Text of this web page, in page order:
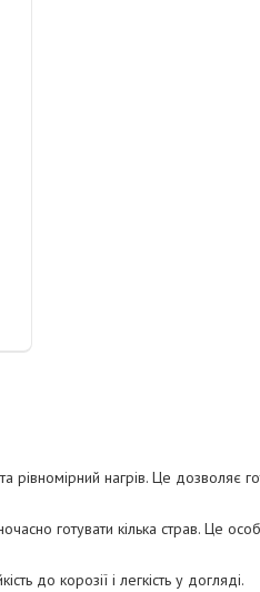
нагрів. Це дозволяє
готувати кілька страв. Це
до корозії і легкість у догляді.